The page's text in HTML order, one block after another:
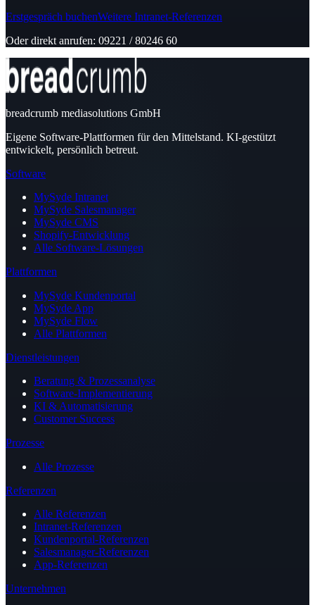
Erstgespräch buchenWeitere Intranet-Referenzen
Oder direkt anrufen: 09221 / 80246 60
breadcrumb mediasolutions GmbH
Eigene Software-Plattformen für den Mittelstand. KI-gestützt
entwickelt, persönlich betreut.
Software
MySyde Intranet
MySyde Salesmanager
MySyde CMS
Shopify-Entwicklung
Alle Software-Lösungen
Plattformen
MySyde Kundenportal
MySyde App
MySyde Flow
Alle Plattformen
Dienstleistungen
Beratung & Prozessanalyse
Software-Implementierung
KI & Automatisierung
Customer Success
Prozesse
Alle Prozesse
Referenzen
Alle Referenzen
Intranet-Referenzen
Kundenportal-Referenzen
Salesmanager-Referenzen
App-Referenzen
Unternehmen